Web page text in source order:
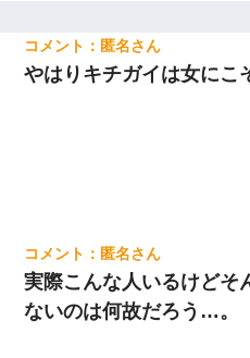
匿名
やはりキチガイは女にこ
匿名
実際こんな人いるけどそ
ないのは何故だろう…。